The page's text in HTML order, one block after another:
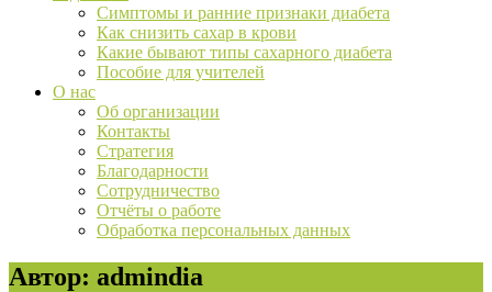
Cимптомы и ранние признаки диабета
Как снизить сахар в крови
Какие бывают типы сахарного диабета
Пособие для учителей
О нас
Об организации
Контакты
Стратегия
Благодарности
Сотрудничество
Отчёты о работе
Обработка персональных данных
Автор: admindia